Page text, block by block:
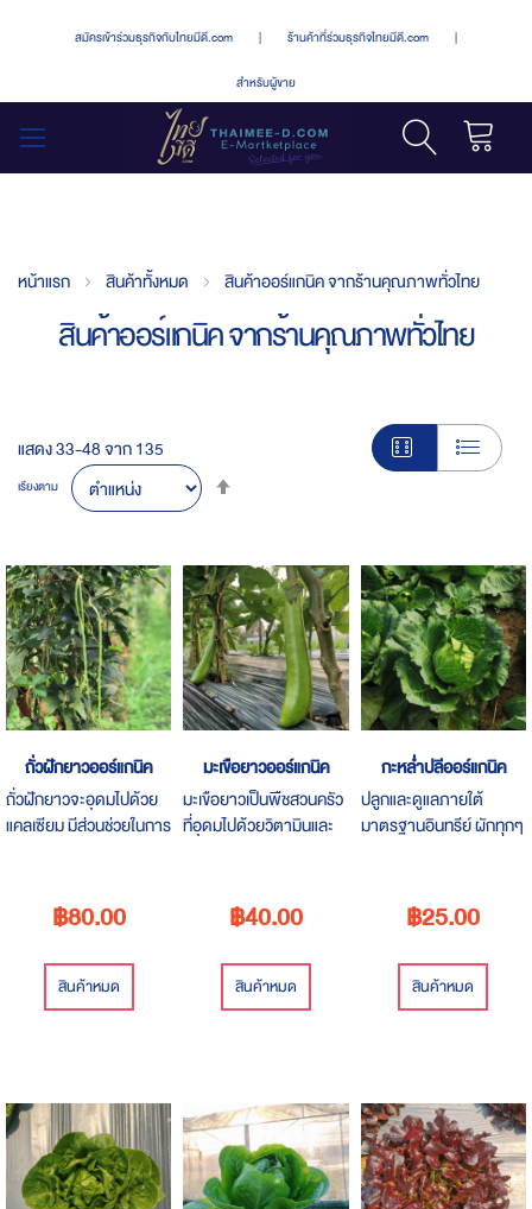
สมัครเข้าร่วมธุรกิจกับไทยมีดี.com | ร้านค้าที่ร่วมธุรกิจไทยมีดี.com |
สำหรับผู้ขาย
หน้าแรก สินค้าทั้งหมด สินค้าออร์แกนิค จากร้านคุณภาพทั่วไทย
สินค้าออร์แกนิค จากร้านคุณภาพทั่วไทย
แสดง33-48จาก135
เรียงตาม
Direction
ถั่วฝักยาวออร์แกนิค
ถั่วฝักยาวจะอุดมไปด้วย
แคลเซียม มีส่วนช่วยในการ
พรุน ฟอสฟอรัส
฿80.00
สินค้าหมด
มะเขือยาวออร์แกนิค
มะเขือยาวเป็นพืชสวนครัว
ที่อุดมไปด้วยวิตามินและ
ร่างกาย ช่วยในเรื่องการ
฿40.00
สินค้าหมด
กะหล่ำปลีออร์แกนิค
ปลูกและดูแลภายใต้
มาตรฐานอินทรีย์ ผักทุกๆ
฿25.00
สินค้าหมด